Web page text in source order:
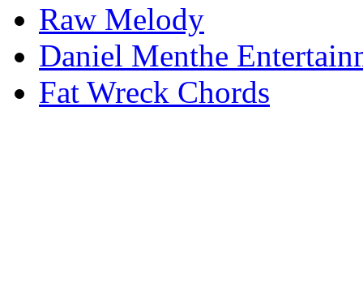
Raw Melody
Daniel Menthe
Fat Wreck Chords